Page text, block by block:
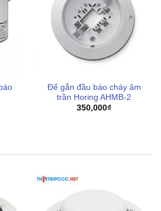
Đế gắn đầu báo cháy âm
trần Horing AHMB-2
350,000₫